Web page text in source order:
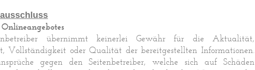
übernimmt keinerlei Gewähr für die Aktualität,
Vollständigkeit oder Qualität der bereitgestellten Informationen.
gegen den Seitenbetreiber, welche sich auf Schäden